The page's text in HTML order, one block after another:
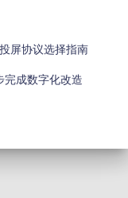
屏协议选择指南
完成数字化改造